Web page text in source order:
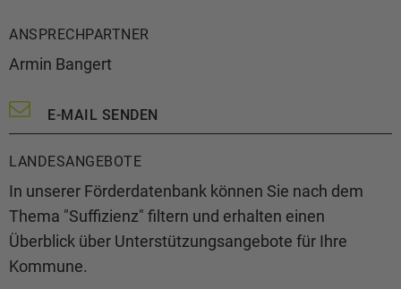
ANSPRECHPARTNER
Armin Bangert
E-MAIL SENDEN
LANDESANGEBOTE
In unserer Förderdatenbank können Sie nach dem
Thema "Suffizienz" filtern und erhalten einen
Überblick über Unterstützungsangebote für Ihre
Kommune.